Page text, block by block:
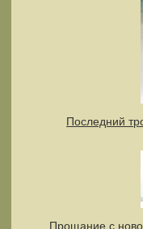
Последний
Прощание с